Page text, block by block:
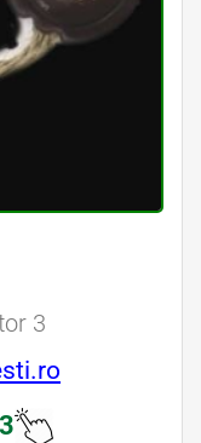
3